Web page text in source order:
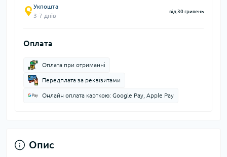
Укпошта
3-7 днів
від 30 гривень
Оплата
Оплата при отриманні
Передплата за реквізитами
Онлайн оплата карткою: Google Pay, Apple Pay
Опис